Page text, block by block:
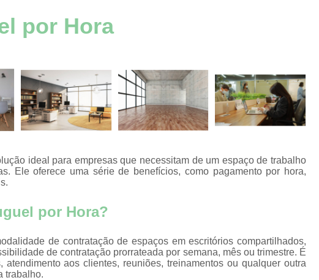
espaços
comerciais
espaços
comerciais
espaços
comerciais
comerciais
espaços
comerciais
salas por
hora
Auditórios
Certificação
digitais
Aluguel de Escritórios
Aluguel de Salsa para Escritório
Aluguel Escritórios
Alugar Sala para Reuniões João
Aluguel de Espaço para Reunião
Aluguel de Salas de Reunião para
por Hora
ideal para empresas que necessitam de um espaço de trabalho
Ele oferece uma série de benefícios, como pagamento por hora,
por Hora?
de contratação de espaços em escritórios compartilhados,
de contratação prorrateada por semana, mês ou trimestre. É
aos clientes, reuniões, treinamentos ou qualquer outra
trabalho.